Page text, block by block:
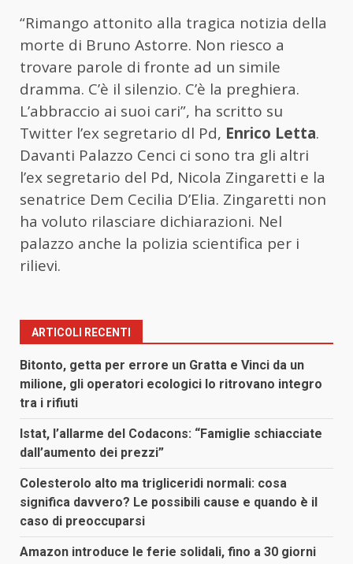
“Rimango attonito alla tragica notizia della
morte di Bruno Astorre. Non riesco a
trovare parole di fronte ad un simile
dramma. C’è il silenzio. C’è la preghiera.
L’abbraccio ai suoi cari”, ha scritto su
Twitter l’ex segretario dl Pd, Enrico Letta.
Davanti Palazzo Cenci ci sono tra gli altri
l’ex segretario del Pd, Nicola Zingaretti e la
senatrice Dem Cecilia D’Elia. Zingaretti non
ha voluto rilasciare dichiarazioni. Nel
palazzo anche la polizia scientifica per i
rilievi.
ARTICOLI RECENTI
Bitonto, getta per errore un Gratta e Vinci da un
milione, gli operatori ecologici lo ritrovano integro
tra i rifiuti
Istat, l’allarme del Codacons: “Famiglie schiacciate
dall’aumento dei prezzi”
Colesterolo alto ma trigliceridi normali: cosa
significa davvero? Le possibili cause e quando è il
caso di preoccuparsi
Amazon introduce le ferie solidali, fino a 30 giorni